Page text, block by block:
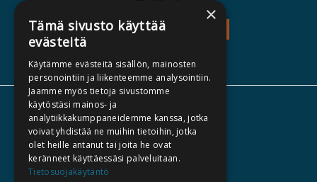
TEOS - TUTUSTU
TIETOA MEISTÄ
TEKIJÄT
KATALOGIT
×
Tämä sivusto käyttää
evästeitä
Käytämme evästeitä sisällön, mainosten
personointiin ja liikenteemme analysointiin.
Jaamme myös tietoja sivustomme
käytöstäsi mainos- ja
analytiikkakumppaneidemme kanssa, jotka
voivat yhdistää ne muihin tietoihin, jotka
olet heille antanut tai joita he ovat
keränneet käyttäessäsi palveluitaan.
Tietosuojakäytäntö